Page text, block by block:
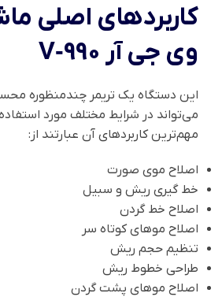
کاربردهای اصلی
وی جی آر V‑990
این دستگاه یک تریمر چندمنظوره
می‌تواند در شرایط مختلف مورد استفاده
مهم‌ترین کاربردهای آن عبارتند از:
اصلاح موی صورت
خط گیری ریش و سبیل
اصلاح خط گردن
اصلاح موهای کوتاه سر
تنظیم حجم ریش
طراحی خطوط ریش
اصلاح موهای پشت گردن